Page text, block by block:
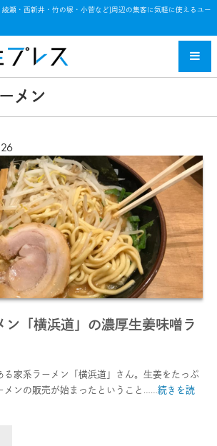
瀬・西新井・竹の塚・小菅など)周辺の集客に気軽に使えるユー
メン
ン「横浜道」の濃厚生姜味噌ラ
る家系ラーメン「横浜道」さん。生姜をたっぷ
メンの販売が始まったということ……続きを読